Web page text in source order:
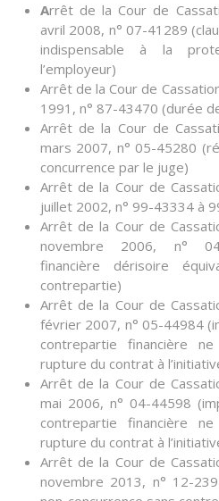
Arrêt de la Cour de
avril 2008, n° 07-41289
indispensable à la
l’employeur)
Arrêt de la Cour de
1991, n° 87-43470 (durée
Arrêt de la Cour de
mars 2007, n° 05-45280
concurrence par le juge)
Arrêt de la Cour de
juillet 2002, n° 99-43334 à
Arrêt de la Cour de
novembre 2006, n°
financière dérisoire
contrepartie)
Arrêt de la Cour de
février 2007, n° 05-44984
contrepartie financière
rupture du contrat à
Arrêt de la Cour de
mai 2006, n° 04-44598
contrepartie financière
rupture du contrat à
Arrêt de la Cour de
novembre 2013, n° 12-